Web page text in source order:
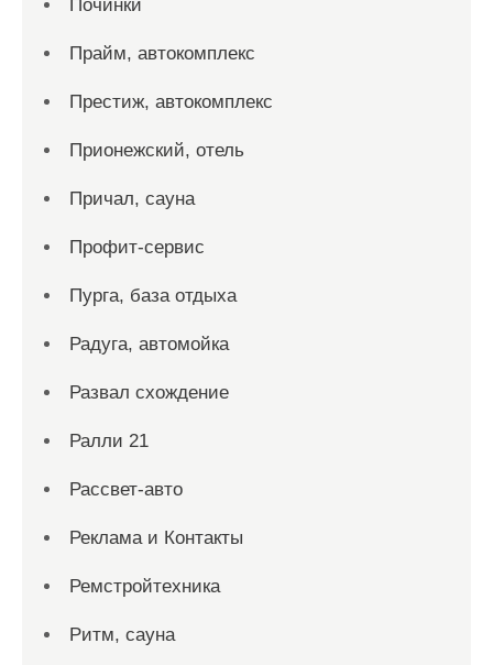
Починки
Прайм, автокомплекс
Престиж, автокомплекс
Прионежский, отель
Причал, сауна
Профит-сервис
Пурга, база отдыха
Радуга, автомойка
Развал схождение
Ралли 21
Рассвет-авто
Реклама и Контакты
Ремстройтехника
Ритм, сауна